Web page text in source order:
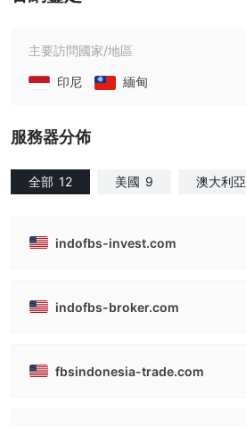
主要訪問國家/地區
印尼 緬甸
服務器分佈
全部 12 美國 9 澳大利亞
indofbs-invest.com
indofbs-broker.com
fbsindonesia-trade.com